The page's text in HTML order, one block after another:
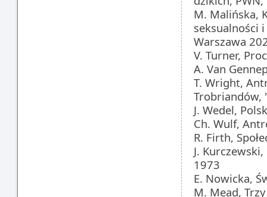
M. Malińska,
seksualności
Warszawa
V. Turner,
A. Van
T. Wright,
Trobriandów,
J. Wedel,
Ch. Wulf,
R. Firth,
J.
1973
E. Nowicka,
M. Mead,